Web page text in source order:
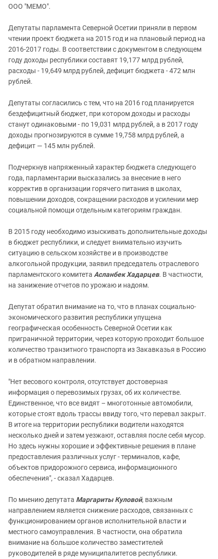
ИНАКОМЫСЛИЕ В ЧЕЧНЕ
ПРЕСЛЕДОВАНИЕ АКТИВИСТОВ
МОБИЛИЗАЦИЯ И ПРОТЕСТЫ
Дагестан
Кабардино-Балкария
Калмыкия
Карачаево-Черкесия
Краснодарский край
Российская Федерация
Ростовская область
Северная Осетия - Алания
Чечня
Южная Осетия
ЮФО
ООО "МЕМО".
Депутаты парламента Северной Осетии приняли в первом
чтении проект бюджета на 2015 год и на плановый период на
2016-2017 годы. В соответствии с документом в следующем
году доходы республики составят 19,177 млрд рублей,
расходы - 19,649 млрд рублей, дефицит бюджета - 472 млн
рублей.
Депутаты согласились с тем, что на 2016 год планируется
бездефицитный бюджет, при котором доходы и расходы
станут одинаковыми - по 19,031 млрд рублей, а в 2017 году
доходы прогнозируются в сумме 19,758 млрд рублей, а
дефицит — 145 млн рублей.
Подчеркнув напряженный характер бюджета следующего
года, парламентарии высказались за внесение в него
корректив в организации горячего питания в школах,
повышении доходов, сокращении расходов и усилении мер
социальной помощи отдельным категориям граждан.
В 2015 году необходимо изыскивать дополнительные доходы
в бюджет республики, и следует внимательно изучить
ситуацию в сельском хозяйстве и в производстве
алкогольной продукции, заявил председатель отраслевого
парламентского комитета Асланбек Хадарцев. В частности,
на занижение отчетов по урожаю и надоям.
Депутат обратил внимание на то, что в планах социально-
экономического развития республики упущена
географическая особенность Северной Осетии как
приграничной территории, через которую проходит большое
количество транзитного транспорта из Закавказья в Россию
и в обратном направлении.
"Нет весового контроля, отсутствует достоверная
информация о перевозимых грузах, об их количестве.
Единственное, что все видят – многотонные автомобили,
которые стоят вдоль трассы ввиду того, что перевал закрыт.
В итоге на территории республики водители находятся
несколько дней и затем уезжают, оставляя после себя мусор.
Но здесь нужны хорошие и эффективные решения в плане
предоставления различных услуг - терминалов, кафе,
объектов придорожного сервиса, информационного
обеспечения", - сказал Хадарцев.
По мнению депутата Маргариты Куловой, важным
направлением является снижение расходов, связанных с
функционированием органов исполнительной власти и
местного самоуправления. В частности, она обратила
внимание на большое количество заместителей
руководителей в ряде муниципалитетов республики.